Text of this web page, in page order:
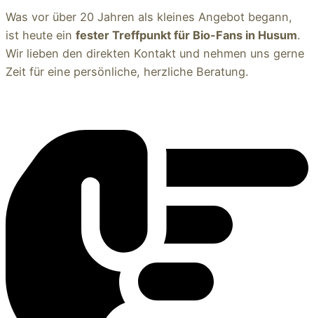
Was vor über 20 Jahren als kleines Angebot begann,
ist heute ein fester Treffpunkt für Bio-Fans in Husum.
Wir lieben den direkten Kontakt und nehmen uns gerne
Zeit für eine persönliche, herzliche Beratung.